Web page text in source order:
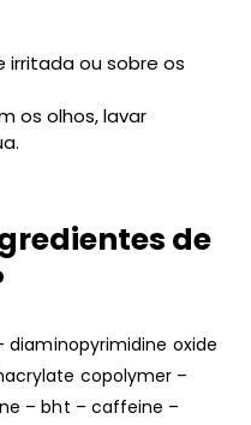
irritada ou sobre os
os olhos, lavar
de
diaminopyrimidine oxide
copolymer –
– bht – caffeine –